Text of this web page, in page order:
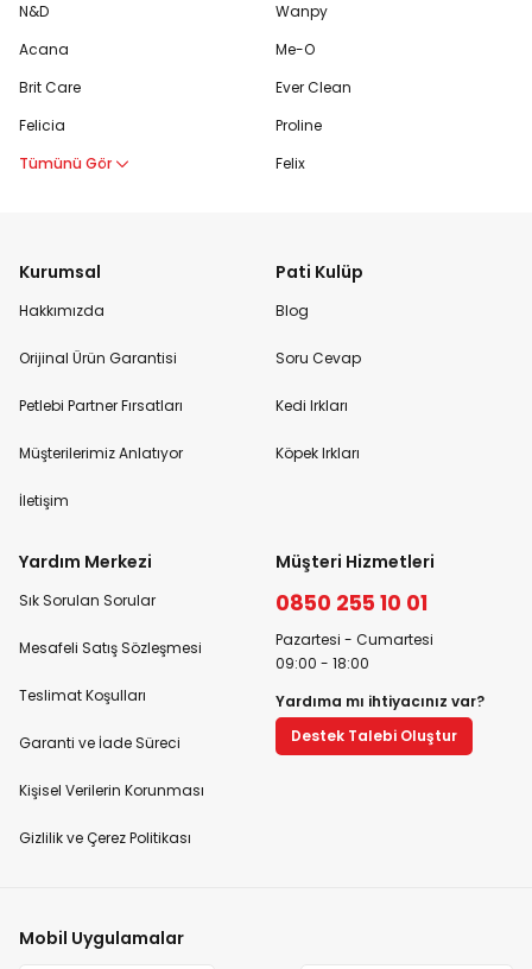
N&D
Acana
Brit Care
Felicia
Tümünü Gör
Wanpy
Me-O
Ever Clean
Proline
Felix
Kurumsal
Hakkımızda
Orijinal Ürün Garantisi
Petlebi Partner Fırsatları
Müşterilerimiz Anlatıyor
İletişim
Pati Kulüp
Blog
Soru Cevap
Kedi Irkları
Köpek Irkları
Yardım Merkezi
Sık Sorulan Sorular
Mesafeli Satış Sözleşmesi
Teslimat Koşulları
Garanti ve İade Süreci
Kişisel Verilerin Korunması
Gizlilik ve Çerez Politikası
Müşteri Hizmetleri
0850 255 10 01
Pazartesi - Cumartesi
09:00 - 18:00
Yardıma mı ihtiyacınız var?
Destek Talebi Oluştur
Mobil Uygulamalar